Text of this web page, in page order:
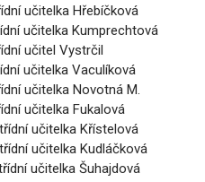
učitelka Hřebíčková
učitelka Kumprechtová
učitel Vystrčil
učitelka Vaculíková
učitelka Novotná M.
učitelka Fukalová
učitelka Křístelová
učitelka Kudláčková
učitelka Šuhajdová